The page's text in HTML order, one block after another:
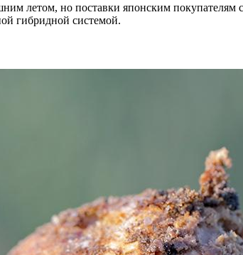
летом, но поставки японским покупателям
гибридной системой.